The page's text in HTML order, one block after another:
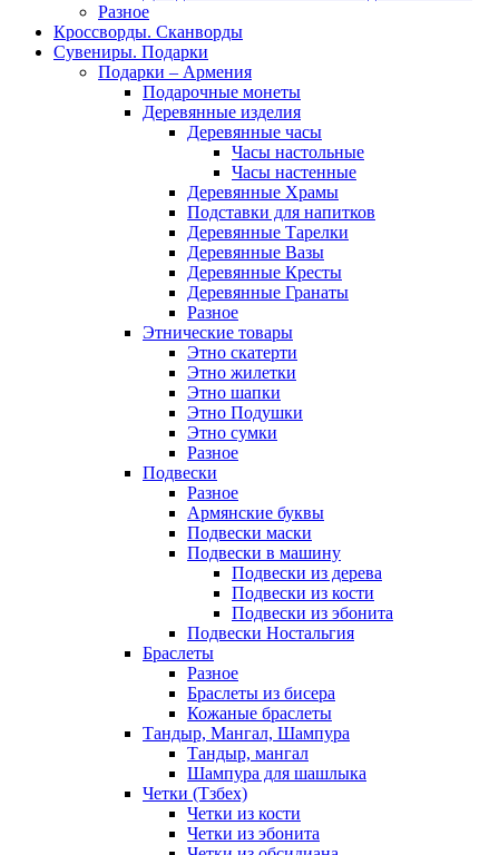
Разное
Кроссворды. Сканворды
Сувениры. Подарки
Подарки – Армения
Подарочные монеты
Деревянные изделия
Деревянные часы
Часы настольные
Часы настенные
Деревянные Храмы
Подставки для напитков
Деревянные Тарелки
Деревянные Вазы
Деревянные Кресты
Деревянные Гранаты
Разное
Этнические товары
Этно скатерти
Этно жилетки
Этно шапки
Этно Подушки
Этно сумки
Разное
Подвески
Разное
Армянские буквы
Подвески маски
Подвески в машину
Подвески из дерева
Подвески из кости
Подвески из эбонита
Подвески Ностальгия
Браслеты
Разное
Браслеты из бисера
Кожаные браслеты
Тандыр, Мангал, Шампура
Тандыр, мангал
Шампура для шашлыка
Четки (Тзбех)
Четки из кости
Четки из эбонита